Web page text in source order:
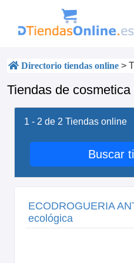
Directorio tiendas online >
Tiendas de
1 - 2 de 2 Tiendas online
Buscar
ECODROGUERIA
ecológica